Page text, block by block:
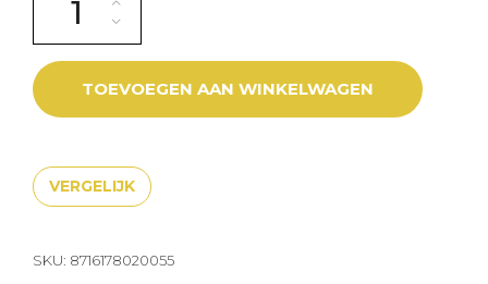
TOEVOEGEN AAN WINKELWAGEN
VERGELIJK
SKU: 8716178020055